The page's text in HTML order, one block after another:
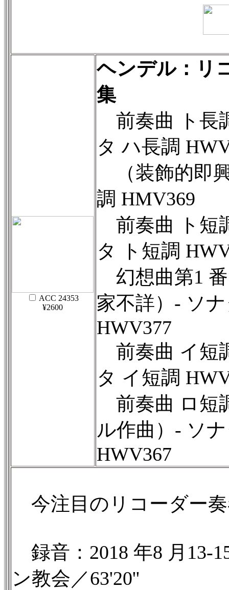
ACC 24353
¥2600
ヘンデル：リ
集
前奏曲 ト長
タ ハ長調
（装飾的即
調 HMV369
前奏曲 ト短
タ ト短調
幻想曲第1
家不詳）- ソ
HWV377
前奏曲 イ短
タ イ短調
前奏曲 ロ短
ル作曲）- ソ
HWV367
今注目のリコーダー
録音：2018 年8 月13-
ン教会／63'20''